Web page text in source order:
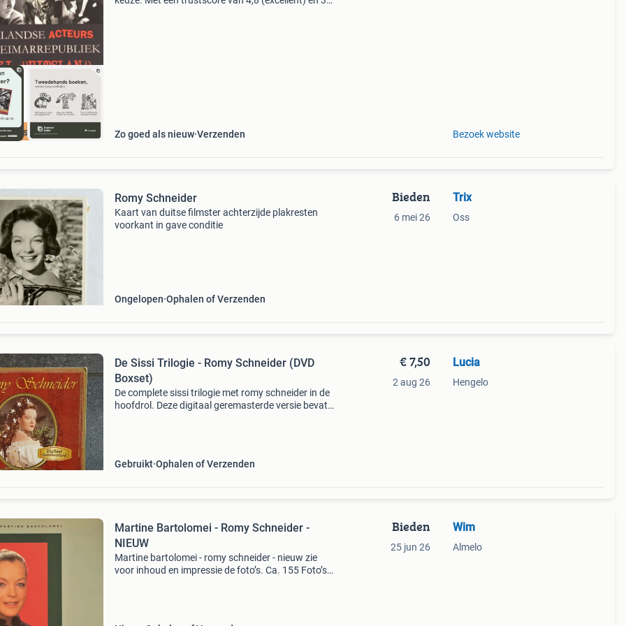
prijs Zo goed als nieuw Verzenden Bezoek website
Romy Schneider
Kaart van duitse filmster achterzijde plakresten
voorkant in gave conditie
Ongelopen Ophalen of Verzenden
Bieden
6 mei 26
Trix
Oss
De Sissi Trilogie - Romy Schneider (DVD
Boxset)
De complete sissi trilogie met romy schneider in de
hoofdrol. Deze digitaal geremasterde versie bevat
Gebruikt Ophalen of Verzenden
€ 7,50
2 aug 26
Lucia
Hengelo
Martine Bartolomei - Romy Schneider -
NIEUW
Martine bartolomei - romy schneider - nieuw zie
voor inhoud en impressie de foto’s. Ca. 155 Foto’s
Bieden
25 jun 26
Wim
Almelo